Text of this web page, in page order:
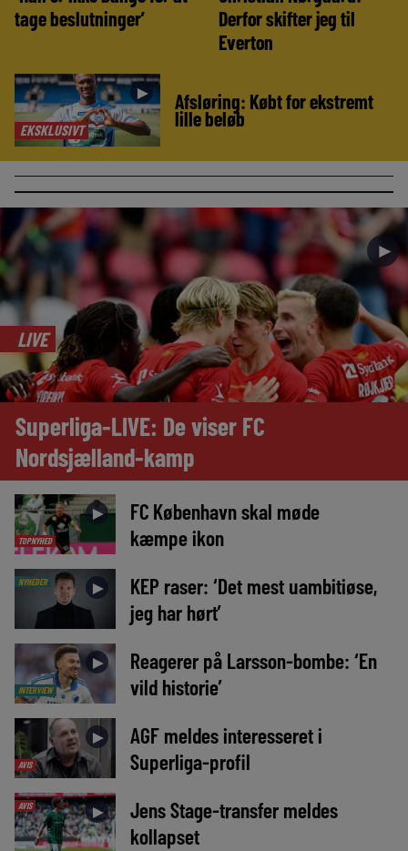
tage beslutninger’
Derfor skifter jeg til
Everton
EKSKLUSIVT
► Afsløring: Købt for ekstremt
lille beløb
►
LIVE
Superliga-LIVE: De viser FC
Nordsjælland-kamp
TOPNYHED
►
FC København skal møde
kæmpe ikon
NYHEDER ►
KEP raser: ‘Det mest uambitiøse,
jeg har hørt’
INTERVIEW
►
Reagerer på Larsson-bombe: ‘En
vild historie’
AVIS
►
AGF meldes interesseret i
Superliga-profil
AVIS ►
Jens Stage-transfer meldes
kollapset